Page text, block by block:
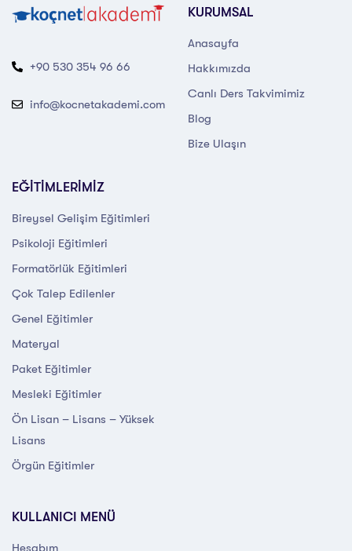
+90 530 354 96 66
info@kocnetakademi.com
KURUMSAL
Anasayfa
Hakkımızda
Canlı Ders Takvimimiz
Blog
Bize Ulaşın
EĞİTİMLERİMİZ
Bireysel Gelişim Eğitimleri
Psikoloji Eğitimleri
Formatörlük Eğitimleri
Çok Talep Edilenler
Genel Eğitimler
Materyal
Paket Eğitimler
Mesleki Eğitimler
Ön Lisan – Lisans – Yüksek
Lisans
Örgün Eğitimler
KULLANICI MENÜ
Hesabım